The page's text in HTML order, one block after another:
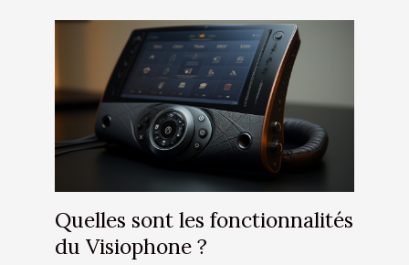
Quelles sont les fonctionnalités
du Visiophone ?